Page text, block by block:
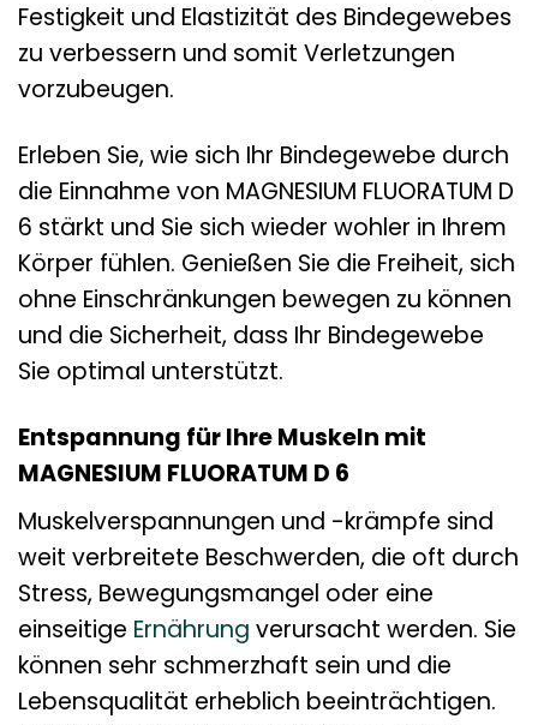
Festigkeit und Elastizität des Bindegewebes
zu verbessern und somit Verletzungen
vorzubeugen.
Erleben Sie, wie sich Ihr Bindegewebe durch
die Einnahme von MAGNESIUM FLUORATUM D
6 stärkt und Sie sich wieder wohler in Ihrem
Körper fühlen. Genießen Sie die Freiheit, sich
ohne Einschränkungen bewegen zu können
und die Sicherheit, dass Ihr Bindegewebe
Sie optimal unterstützt.
Entspannung für Ihre Muskeln mit
MAGNESIUM FLUORATUM D 6
Muskelverspannungen und -krämpfe sind
weit verbreitete Beschwerden, die oft durch
Stress, Bewegungsmangel oder eine
einseitige Ernährung verursacht werden. Sie
können sehr schmerzhaft sein und die
Lebensqualität erheblich beeinträchtigen.